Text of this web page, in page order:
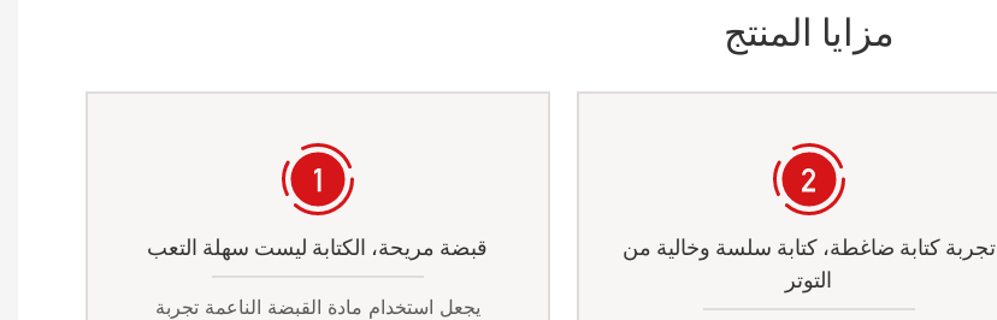
مزايا المنتج
قبضة مريحة، الكتابة ليست سهلة التعب
يجعل استخدام مادة القبضة الناعمة تجربة
تجربة كتابة ضاغطة، كتابة سلسة وخالية من
التوتر